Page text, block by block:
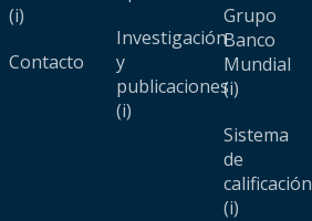
(i)
Contacto
Investigación
y
publicaciones
(i)
Grupo
Banco
Mundial
(i)
Sistema
de
calificación
(i)